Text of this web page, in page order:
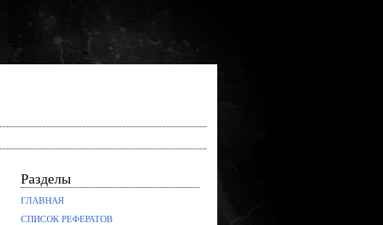
Разделы
ГЛАВНАЯ
СПИСОК РЕФЕРАТОВ